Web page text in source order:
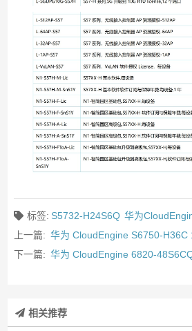
标签: S5732-H24S6Q 华为
上一篇: 华为 CloudEngine S6750-H36C
下一篇: 华为 CloudEngine 6820-
相关推荐